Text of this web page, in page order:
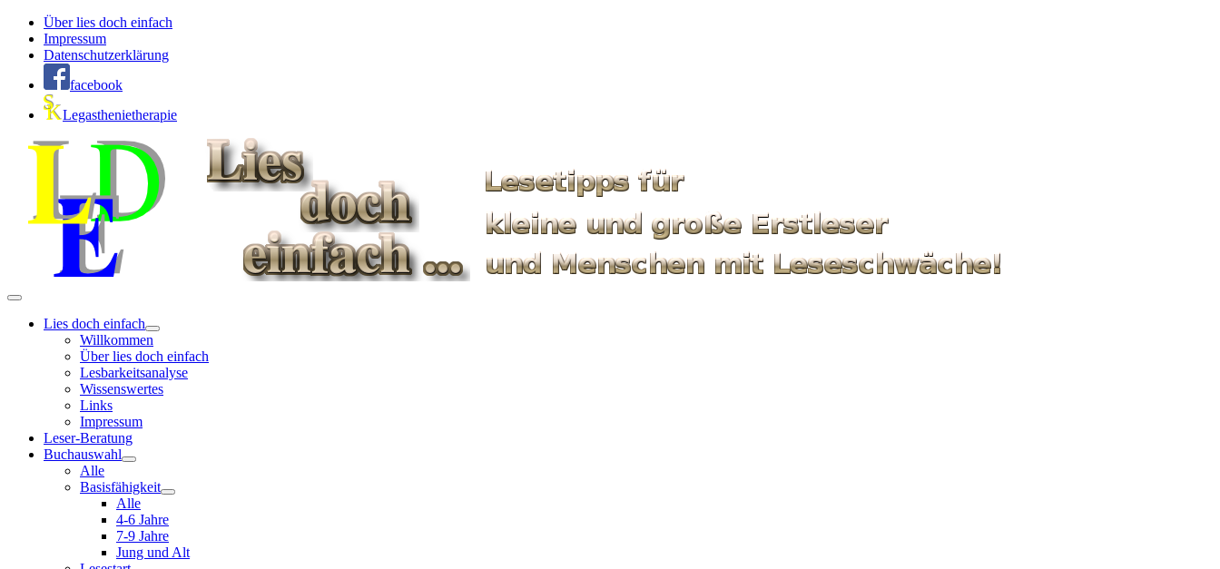
Über lies doch einfach
Impressum
Datenschutzerklärung
facebook
Legasthenietherapie
Lies doch einfach
Willkommen
Über lies doch einfach
Lesbarkeitsanalyse
Wissenswertes
Links
Impressum
Leser-Beratung
Buchauswahl
Alle
Basisfähigkeit
Alle
4-6 Jahre
7-9 Jahre
Jung und Alt